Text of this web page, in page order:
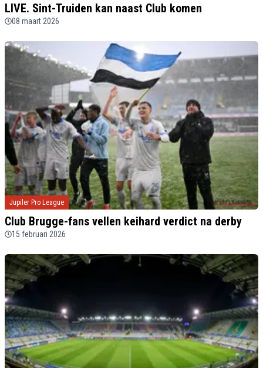
LIVE. Sint-Truiden kan naast Club komen
08 maart 2026
Jupiler Pro League
Club Brugge-fans vellen keihard verdict na derby
15 februari 2026